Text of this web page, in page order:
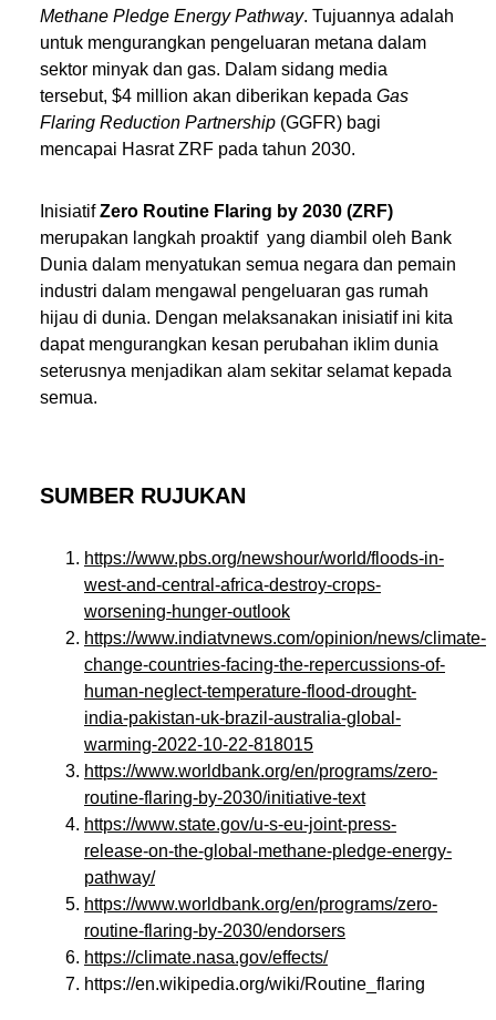
Methane Pledge Energy Pathway. Tujuannya adalah
untuk mengurangkan pengeluaran metana dalam
sektor minyak dan gas. Dalam sidang media
tersebut, $4 million akan diberikan kepada Gas
Flaring Reduction Partnership (GGFR) bagi
mencapai Hasrat ZRF pada tahun 2030.
InisiatifZero Routine Flaring by 2030 (ZRF)
merupakan langkah proaktif yang diambil oleh Bank
Dunia dalam menyatukan semua negara dan pemain
industri dalam mengawal pengeluaran gas rumah
hijau di dunia. Dengan melaksanakan inisiatif ini kita
dapat mengurangkan kesan perubahan iklim dunia
seterusnya menjadikan alam sekitar selamat kepada
semua.
SUMBER RUJUKAN
https://www.pbs.org/newshour/world/floods-in-
west-and-central-africa-destroy-crops-
worsening-hunger-outlook
https://www.indiatvnews.com/opinion/news/climate-
change-countries-facing-the-repercussions-of-
human-neglect-temperature-flood-drought-
india-pakistan-uk-brazil-australia-global-
warming-2022-10-22-818015
https://www.worldbank.org/en/programs/zero-
routine-flaring-by-2030/initiative-text
https://www.state.gov/u-s-eu-joint-press-
release-on-the-global-methane-pledge-energy-
pathway/
https://www.worldbank.org/en/programs/zero-
routine-flaring-by-2030/endorsers
https://climate.nasa.gov/effects/
https://en.wikipedia.org/wiki/Routine_flaring